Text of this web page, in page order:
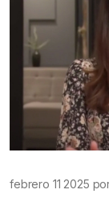
febrero 11 2025